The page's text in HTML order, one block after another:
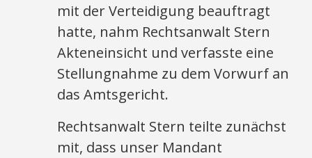
mit der Verteidigung beauftragt
hatte, nahm Rechtsanwalt Stern
Akteneinsicht und verfasste eine
Stellungnahme zu dem Vorwurf an
das Amtsgericht.
Rechtsanwalt Stern teilte zunächst
mit, dass unser Mandant